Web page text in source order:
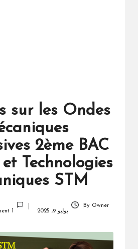
sur les Ondes
2ème BAC
et Technologies
STM
By Owner
يوليو 9, 2025
1 Comment